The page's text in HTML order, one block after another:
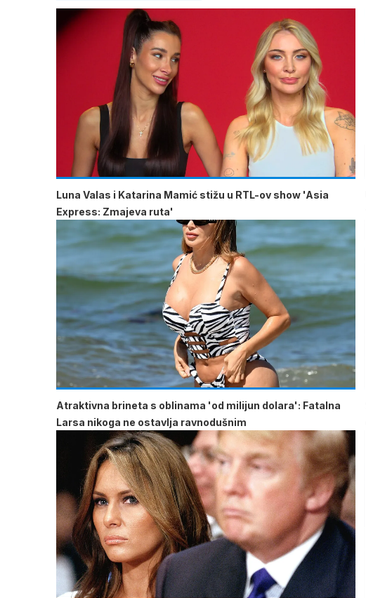
Luna Valas i Katarina Mamić stižu u RTL-ov show 'Asia
Express: Zmajeva ruta'
Atraktivna brineta s oblinama 'od milijun dolara': Fatalna
Larsa nikoga ne ostavlja ravnodušnim